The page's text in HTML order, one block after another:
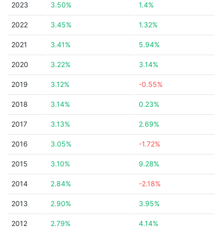
2023 3.50% 1.4%
2022 3.45% 1.32%
2021 3.41% 5.94%
2020 3.22% 3.14%
2019 3.12% -0.55%
2018 3.14% 0.23%
2017 3.13% 2.69%
2016 3.05% -1.72%
2015 3.10% 9.28%
2014 2.84% -2.18%
2013 2.90% 3.95%
2012 2.79% 4.14%